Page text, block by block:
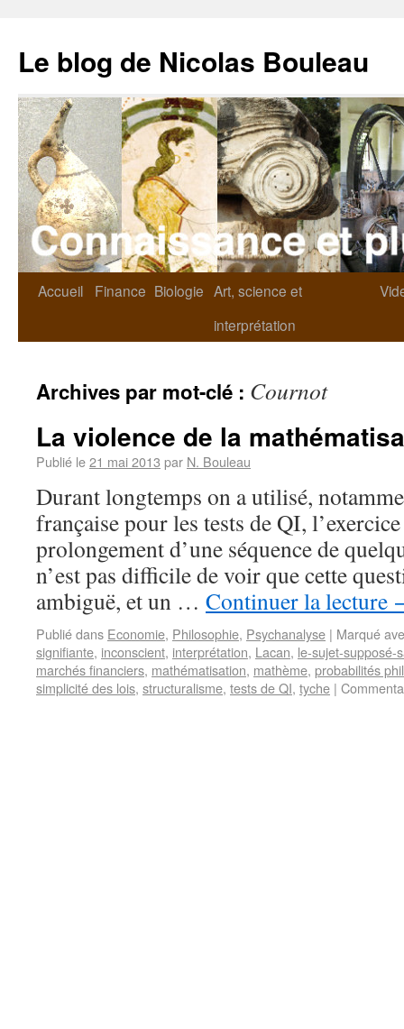
Le blog de Nicolas Bouleau
Accueil Finance Biologie Art, science et
interprétation
Archives par mot-clé : Cournot
La violence de la
Publié le21 mai 2013 par N. Bouleau
Durant longtemps on a utilisé,
française pour les tests de QI,
prolongement d’une séquence de
n’est pas difficile de voir que cette
ambiguë, et un … Continuer la lecture
Publié dans Economie, Philosophie, Psychanalyse | Marqué
signifiante, inconscient, interprétation, Lacan, le-sujet-supposé-
marchés financiers, mathématisation, mathème, probabilités
simplicité des lois, structuralisme, tests de QI, tyche |